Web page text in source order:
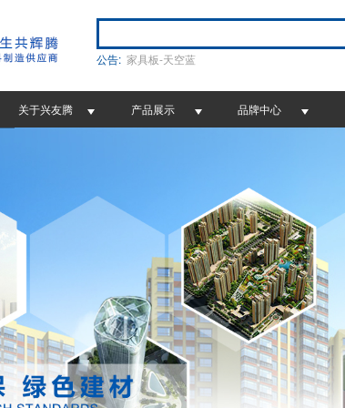
公告: 家具板-天空蓝
关于兴友腾 产品展示 品牌中心